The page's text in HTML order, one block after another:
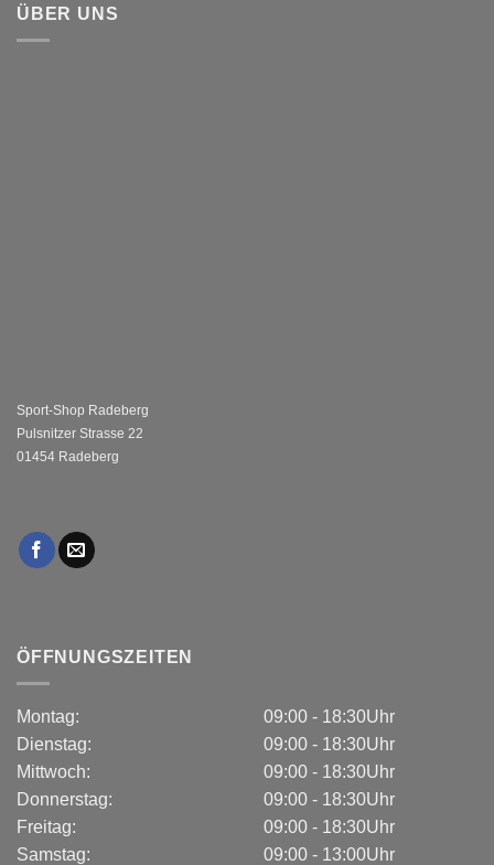
ÜBER UNS
Sport-Shop Radeberg
Pulsnitzer Strasse 22
01454 Radeberg
ÖFFNUNGSZEITEN
Montag:
Dienstag:
Mittwoch:
Donnerstag:
Freitag:
Samstag:
09:00 - 18:30Uhr
09:00 - 18:30Uhr
09:00 - 18:30Uhr
09:00 - 18:30Uhr
09:00 - 18:30Uhr
09:00 - 13:00Uhr